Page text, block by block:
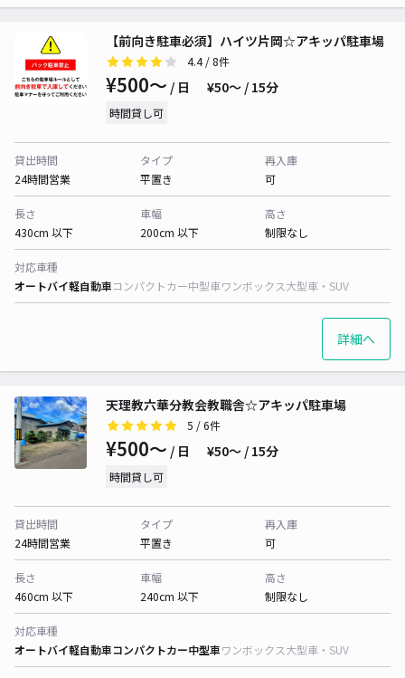
【前向き駐車必須】ハイツ片岡☆アキッパ駐車場
4.4/ 8件
¥500〜 / 日 ¥50〜 / 15分
時間貸し可
貸出時間
24時間営業
タイプ
平置き
再入庫
可
長さ
430cm 以下
車幅
200cm 以下
高さ
制限なし
対応車種
オートバイ軽自動車コンパクトカー中型車ワンボックス大型車・SUV
詳細へ
天理教六華分教会教職舎☆アキッパ駐車場
5 / 6件
¥500〜 / 日 ¥50〜 / 15分
時間貸し可
貸出時間
24時間営業
タイプ
平置き
再入庫
可
長さ
460cm 以下
車幅
240cm 以下
高さ
制限なし
対応車種
オートバイ軽自動車コンパクトカー中型車ワンボックス大型車・SUV